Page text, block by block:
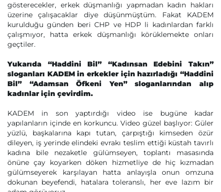
gösterecekler, erkek düşmanlığı yapmadan kadın hakları
üzerine çalışacaklar diye düşünmüştüm. Fakat KADEM
kurulduğu günden beri CHP ve HDP li kadınlardan farklı
çalışmıyor, hatta erkek düşmanlığı körüklemekte onları
geçtiler.
Yukarıda “Haddini Bil” “Kadınsan Edebini Takın”
sloganları KADEM in erkekler için hazırladığı “Haddini
Bil” “Adamsan Öfkeni Yen” sloganlarından alıp
kadınlar için çevirdim.
KADEM in son yaptırdığı video ise bugüne kadar
yapılanların içinde en korkuncu. Video güzel başlıyor: Güler
yüzlü, başkalarına kapı tutan, çarpıştığı kimseden özür
dileyen, iş yerinde elindeki evrakı teslim ettiği küstah tavırlı
kadına bile nezaketle gülümseyen, toplantı masasında
önüne çay koyarken döken hizmetliye de hiç kızmadan
gülümseyerek karşılayan hatta anlayışla onun omzuna
dokunan beyefendi, hatalara toleranslı, her eve lazım bir